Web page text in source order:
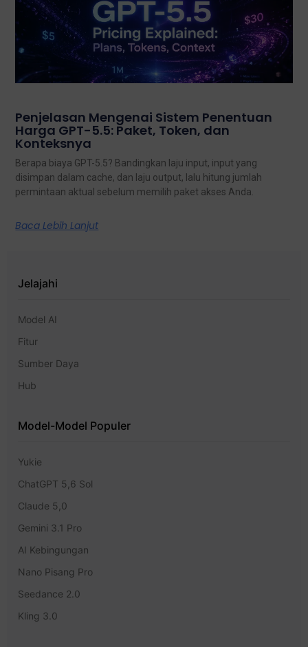
Penjelasan Mengenai Sistem Penentuan
Harga GPT-5.5: Paket, Token, dan
Konteksnya
Berapa biaya GPT-5.5? Bandingkan laju input, input yang
disimpan dalam cache, dan laju output, lalu hitung jumlah
permintaan aktual sebelum memilih paket akses Anda.
Baca Lebih Lanjut
Jelajahi
Model AI
Fitur
Sumber Daya
Hub
Model-Model Populer
Yukie
ChatGPT 5,6 Sol
Claude 5,0
Gemini 3.1 Pro
AI Kebingungan
Nano Pisang Pro
Seedance 2.0
Kling 3.0